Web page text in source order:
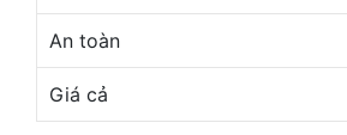
An toàn
Giá cả